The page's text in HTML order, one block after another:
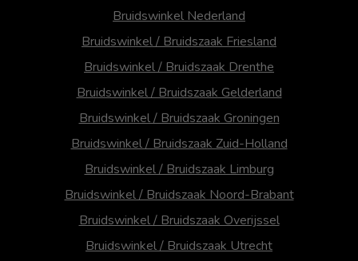
Bruidswinkel Nederland
Bruidswinkel / Bruidszaak Friesland
Bruidswinkel / Bruidszaak Drenthe
Bruidswinkel / Bruidszaak Gelderland
Bruidswinkel / Bruidszaak Groningen
Bruidswinkel / Bruidszaak Zuid-Holland
Bruidswinkel / Bruidszaak Limburg
Bruidswinkel / Bruidszaak Noord-Brabant
Bruidswinkel / Bruidszaak Overijssel
Bruidswinkel / Bruidszaak Utrecht